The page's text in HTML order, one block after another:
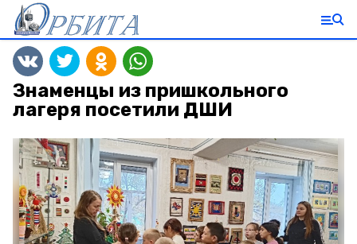
Знаменцы из пришкольного
лагеря посетили ДШИ